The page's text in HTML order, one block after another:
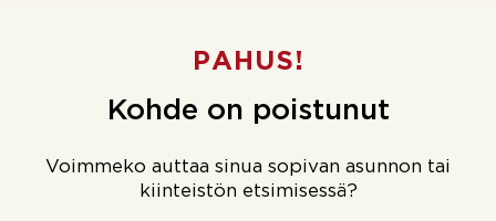
PAHUS!
Kohde on poistunut
Voimmeko auttaa sinua sopivan asunnon tai
kiinteistön etsimisessä?